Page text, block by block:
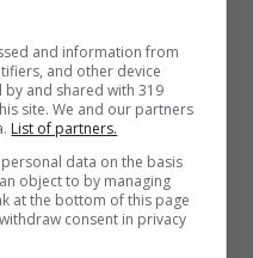
di dover uscire con
metà che poi
Rispetto assoluto
che è l’ennesima
sul suo nuovo
sbaragliare la
and information from
and other device
by and shared with 319
site. We and our partners
List of partners.
data on the basis
object to by managing
at the bottom of this page
consent in privacy